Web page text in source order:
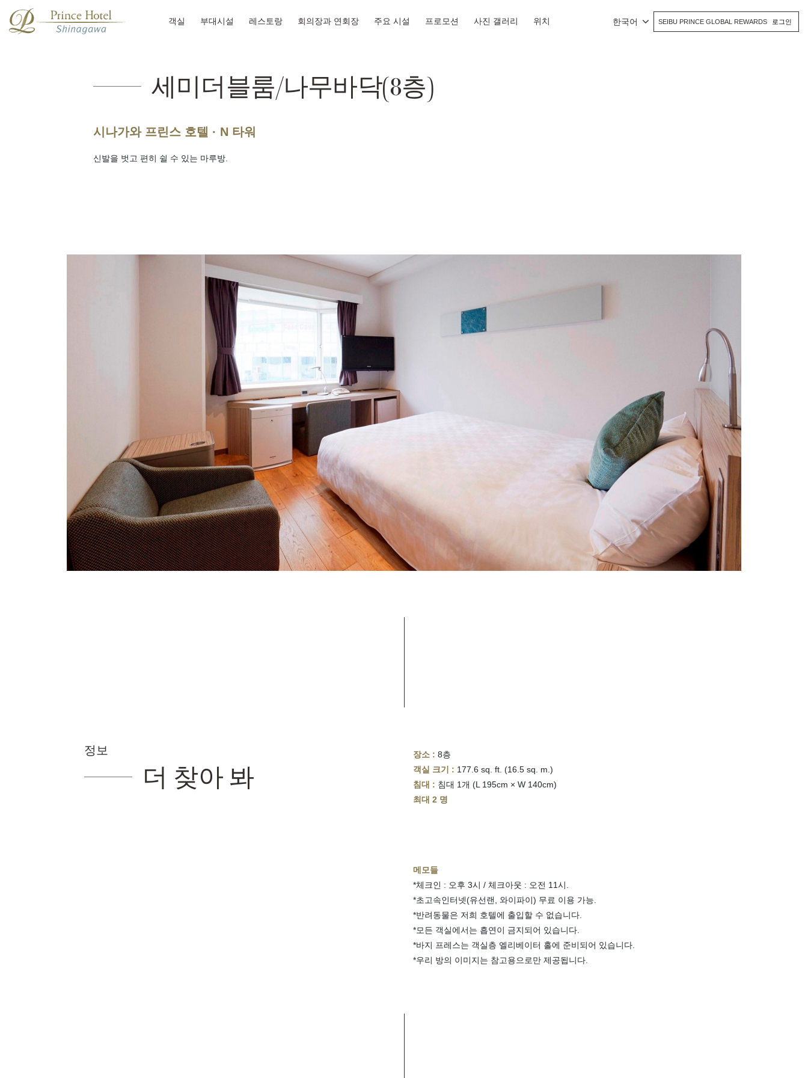
객실 부대시설 레스토랑 회의장과 연회장 주요 시설 프로모션 사진 갤러리 위치 한국어 SEIBU PRINCE GLOBAL REWARDS 로그인
세미더블룸/나무바닥(8층)
시나가와 프린스 호텔 · N 타워
신발을 벗고 편히 쉴 수 있는 마루방.
정보
더 찾아 봐
장소 : 8층
객실 크기 : 177.6 sq. ft. (16.5 sq. m.)
침대 : 침대 1개 (L 195cm × W 140cm)
최대 2 명
메모들
*체크인 : 오후 3시 / 체크아웃 : 오전 11시.
*초고속인터넷(유선랜, 와이파이) 무료 이용 가능.
*반려동물은 저희 호텔에 출입할 수 없습니다.
*모든 객실에서는 흡연이 금지되어 있습니다.
*바지 프레스는 객실층 엘리베이터 홀에 준비되어 있습니다.
*우리 방의 이미지는 참고용으로만 제공됩니다.